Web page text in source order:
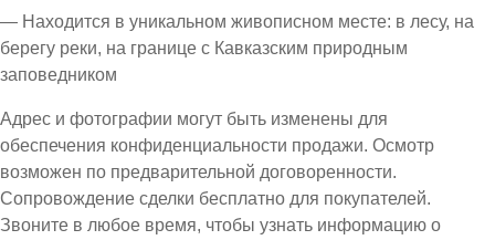
— Находится в уникальном живописном месте: в лесу, на
берегу реки, на границе с Кавказским природным
заповедником
Адрес и фотографии могут быть изменены для
обеспечения конфиденциальности продажи. Осмотр
возможен по предварительной договоренности.
Сопровождение сделки бесплатно для покупателей.
Звоните в любое время, чтобы узнать информацию о